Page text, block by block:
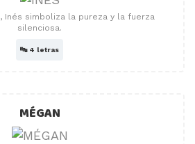
Inés simboliza la pureza y la fuerza
silenciosa.
🔤 4 letras
MÉGAN